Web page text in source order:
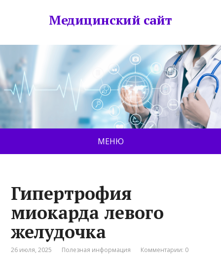
Медицинский сайт
МЕНЮ
Гипертрофия
миокарда левого
желудочка
26 июля, 2025 Полезная информация Комментарии: 0